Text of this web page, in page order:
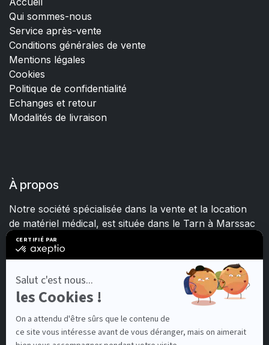
Qui sommes-nous
Service après-vente
Conditions générales de vente
Mentions légales
Cookies
Politique de confidentialité
Echanges et retour
Modalités de livraison
À propos
Notre société spécialisée dans la vente et la location
de matériel médical, est située dans le Tarn à Marssac
sur Tarn.
Fort d'une expérience et d'un savoir-faire de plus de
15 ans, nous mettons quotidiennement tout en œuvre
pour satisfaire les besoins de chacun.